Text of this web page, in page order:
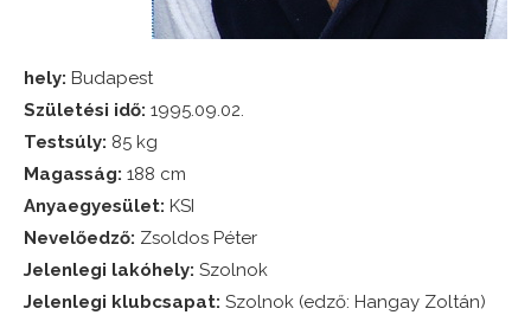
hely: Budapest
Születési idő: 1995.09.02.
Testsúly: 85 kg
Magasság: 188 cm
Anyaegyesület: KSI
Nevelőedző: Zsoldos Péter
Jelenlegi lakóhely: Szolnok
Jelenlegi klubcsapat: Szolnok (edző: Hangay Zoltán)